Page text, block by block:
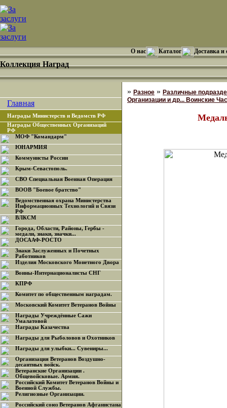
Коллекция Наград
О нас Каталог Доставка и
Главная
Награды Министерств и Ведомств РФ
Награды Общественных Организаций
РФ
МОФ "Командарм"
ЮНАРМИЯ
Коммунисты России
Крым-Севастополь.
СВО Специальная Военная Операция
ВООВ "Боевое братство"
Ведомственная охрана Министерства
Информационных Технологий и Связи
РФ
ВЛКСМ
Города, Области, Районы, Гербы -
медали, знаки, значки...
ДОСААФ-РОСТО
Знаки Заслуженных и Почетных
Работников
Изделия Московского Монетного Двора
Воины-Интернационалисты СНГ
КПРФ
Комитет по общественным наградам.
Московский Комитет Ветеранов Войны
Награды Учреждённые Сажи
Умалатовой
Награды Казачества
Награды для Рыболовов и Охотников
Награды для улыбки... Сувениры...
Организация Ветеранов Воздушно-
десантных войск.
Ветеранские Организации .
Общевойсковые. Армия.
Российский Комитет Ветеранов Войны и
Военной Службы.
Религиозные Организации.
Российский союз Ветеранов Афганистана
» Разное » Различные
Организации и др... Воинские